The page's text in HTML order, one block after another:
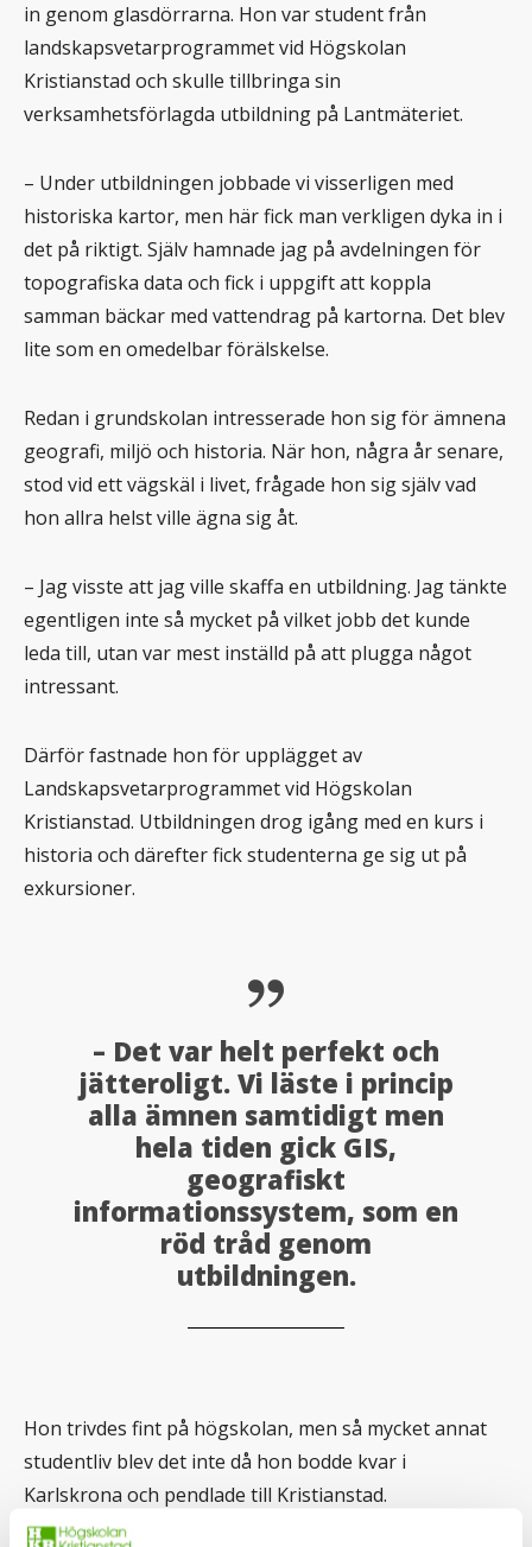
in genom glasdörrarna. Hon var student från
landskapsvetarprogrammet vid Högskolan
Kristianstad och skulle tillbringa sin
verksamhetsförlagda utbildning på Lantmäteriet.
– Under utbildningen jobbade vi visserligen med
historiska kartor, men här fick man verkligen dyka in i
det på riktigt. Själv hamnade jag på avdelningen för
topografiska data och fick i uppgift att koppla
samman bäckar med vattendrag på kartorna. Det blev
lite som en omedelbar förälskelse.
Redan i grundskolan intresserade hon sig för ämnena
geografi, miljö och historia. När hon, några år senare,
stod vid ett vägskäl i livet, frågade hon sig själv vad
hon allra helst ville ägna sig åt.
– Jag visste att jag ville skaffa en utbildning. Jag tänkte
egentligen inte så mycket på vilket jobb det kunde
leda till, utan var mest inställd på att plugga något
intressant.
Därför fastnade hon för upplägget av
Landskapsvetarprogrammet vid Högskolan
Kristianstad. Utbildningen drog igång med en kurs i
historia och därefter fick studenterna ge sig ut på
exkursioner.
– Det var helt perfekt och
jätteroligt. Vi läste i princip
alla ämnen samtidigt men
hela tiden gick GIS,
geografiskt
informationssystem, som en
röd tråd genom
utbildningen.
Hon trivdes fint på högskolan, men så mycket annat
studentliv blev det inte då hon bodde kvar i
Karlskrona och pendlade till Kristianstad.